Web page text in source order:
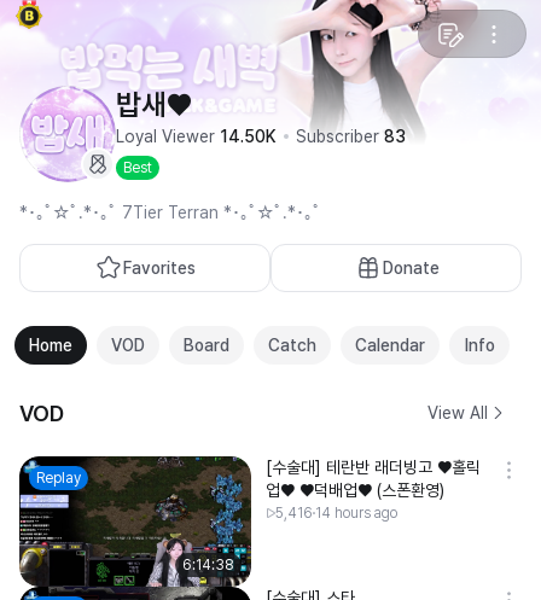
밥새♥
Loyal Viewer 14.50K Subscriber 83
Best
*･｡ﾟ☆ﾟ.*･｡ﾟ 7Tier Terran *･｡ﾟ☆ﾟ.*･｡ﾟ
Favorites Donate
Home VOD Board Catch Calendar Info
VOD View All
Replay
6:14:38
[수술대] 테란반 래더빙고 ♥홀릭
업♥ ♥덕배업♥ (스폰환영)
5,416 14 hours ago